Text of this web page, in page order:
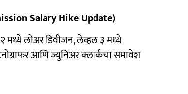
Salary Hike Update)
लोअर डिवीजन, लेव्हल ३ मध्ये
आणि ज्युनिअर क्लार्कचा समावेश